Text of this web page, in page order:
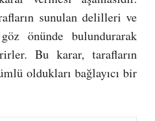
sunulan delilleri ve
önünde bulundurarak
Bu karar, tarafların
oldukları bağlayıcı bir